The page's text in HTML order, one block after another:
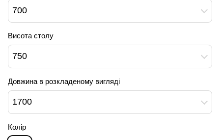
700
Висота столу
750
Довжина в розкладеному вигляді
1700
Колір